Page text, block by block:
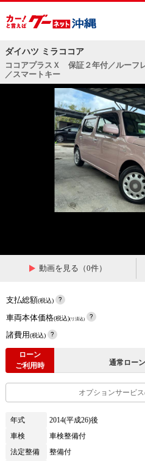
ダイハツ ミラココア
ココアプラスＸ 保証２年付／ルーフ
／スマートキー
動画を見る（0件）
支払総額(税込)
車両本体価格(税込)(リ済込)
諸費用(税込)
ローン
ご利用時
通常ローン
オプションサービ
年式 2014(平成26)後
車検
車検整備付
法定整備
整備付